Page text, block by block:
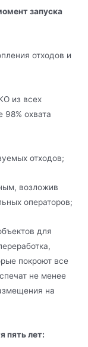
запуска
отходов и
из всех
98% охвата
отходов;
возложив
операторов;
для
покроют все
не менее
на
пять лет: